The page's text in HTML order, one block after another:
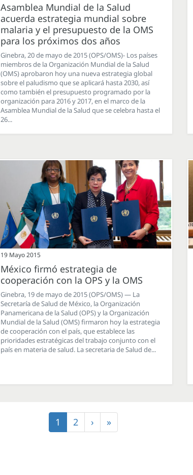
Asamblea Mundial de la Salud
acuerda estrategia mundial sobre
malaria y el presupuesto de la OMS
para los próximos dos años
Ginebra, 20 de mayo de 2015 (OPS/OMS)- Los países
miembros de la Organización Mundial de la Salud
(OMS) aprobaron hoy una nueva estrategia global
sobre el paludismo que se aplicará hasta 2030, así
como también el presupuesto programado por la
organización para 2016 y 2017, en el marco de la
Asamblea Mundial de la Salud que se celebra hasta el
26...
19 Mayo 2015
México firmó estrategia de
cooperación con la OPS y la OMS
Ginebra, 19 de mayo de 2015 (OPS/OMS) — La
Secretaría de Salud de México, la Organización
Panamericana de la Salud (OPS) y la Organización
Mundial de la Salud (OMS) firmaron hoy la estrategia
de cooperación con el país, que establece las
prioridades estratégicas del trabajo conjunto con el
país en materia de salud. La secretaria de Salud de...
Página
actual
1 Página
2
Siguiente
página
›
Última
página
»